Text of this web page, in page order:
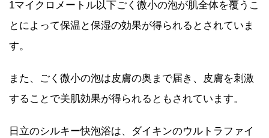
1マイクロメートル以下ごく微小の泡が肌全体を覆うこ
とによって保温と保湿の効果が得られるとされていま
す。
また、ごく微小の泡は皮膚の奥まで届き、皮膚を刺激
することで美肌効果が得られるともされています。
日立のシルキー快泡浴は、ダイキンのウルトラファイ